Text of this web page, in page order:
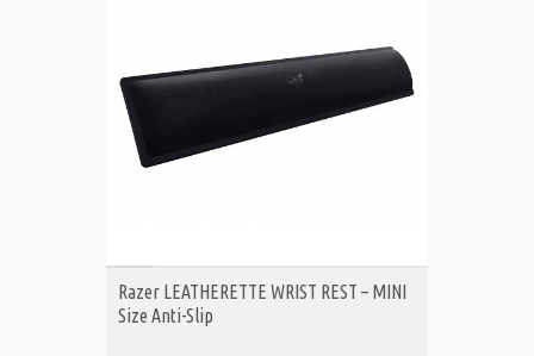
ΑΓΟΡΑ
Razer LEATHERETTE WRIST REST – MINI
Size Anti-Slip